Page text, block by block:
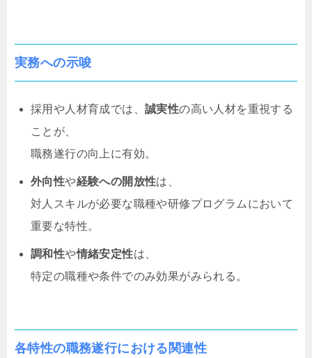
実務への示唆
採用や人材育成では、 誠実性の高い人材を重視する
ことが、
職務遂行の向上に有効。
外向性や経験への開放性は、
対人スキルが必要な職種や研修プログラムにおいて
重要な特性。
調和性や情緒安定性は、
特定の職種や条件でのみ効果がみられる。
各特性の職務遂行における関連性